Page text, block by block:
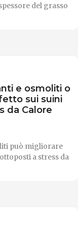
del grasso
e osmoliti o
sui suini
da Calore
può migliorare
a stress da